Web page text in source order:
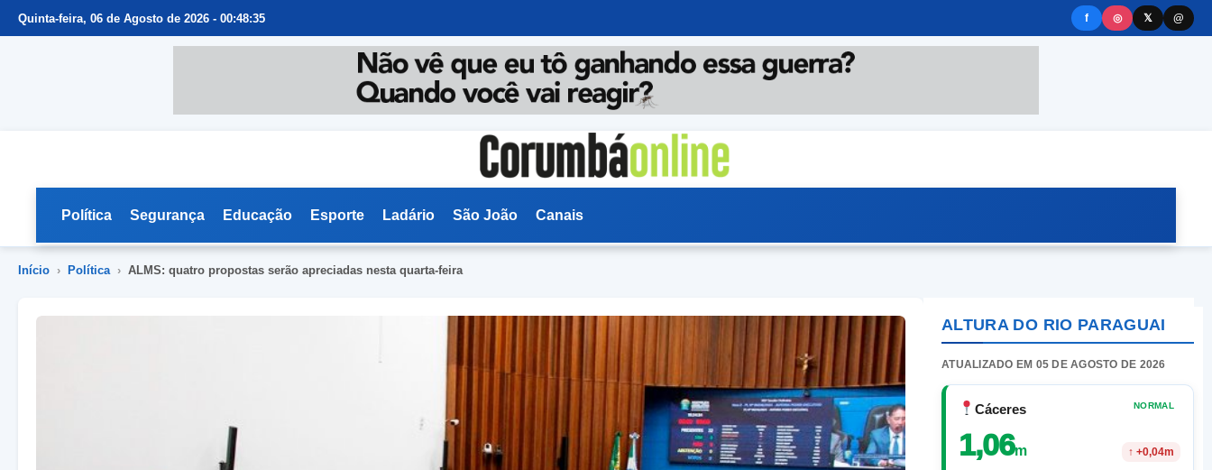
Quinta-feira, 06 de Agosto de 2026 - 00:48:36 f ◎ 𝕏 @
Política Segurança Educação Esporte Ladário São João Canais
Início › Política › ALMS: quatro propostas serão apreciadas nesta quarta-feira
ALTURA DO RIO PARAGUAI
ATUALIZADO EM 05 DE AGOSTO DE 2026
Cáceres NORMAL
1,06m ↑ +0,04m